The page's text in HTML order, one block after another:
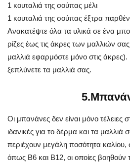
1 κουταλιά της σούπας μέλι
1 κουταλιά της σούπας έξτρα
Ανακατέψτε όλα τα υλικά σε ένα
ρίζες έως τις άκρες των μαλλιών
μαλλιά εφαρμόστε μόνο στις
ξεπλύνετε τα μαλλιά σας.
Οι μπανάνες δεν είναι μόνο τέλειες
ιδανικές για το δέρμα και τα μαλλιά
περιέχουν μεγάλη ποσότητα καλίου,
όπως Β6 και Β12, οι οποίες βοηθούν